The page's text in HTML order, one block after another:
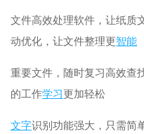
文件高效处理软件，让纸质
动优化，让文件整理更智能
重要文件，随时复习高效查
的工作学习更加轻松
文字识别功能强大，只需简